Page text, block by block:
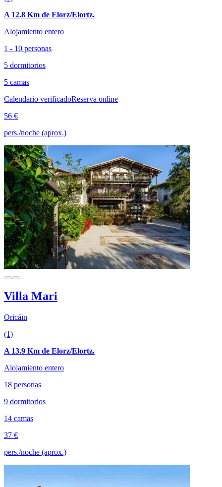
A 12.8 Km de Elorz/Elortz.
Alojamiento entero
1 - 10 personas
5 dormitorios
5 camas
Calendario verificadoReserva online
56 €
pers./noche (aprox.)
Villa Mari
Oricáin
(1)
A 13.9 Km de Elorz/Elortz.
Alojamiento entero
18 personas
9 dormitorios
14 camas
37 €
pers./noche (aprox.)